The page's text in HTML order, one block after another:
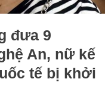
đưa 9
An, nữ kế
tế bị khởi